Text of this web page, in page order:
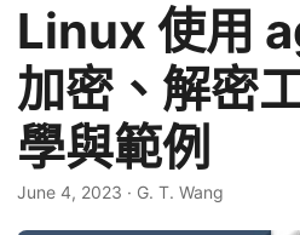
Linux 使用
加密、解密
學與範例
June 4, 2023 · G. T. Wang